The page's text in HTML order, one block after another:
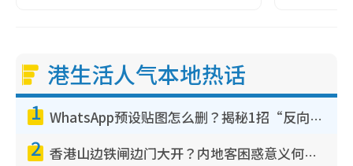
港生活人气本地热话
1 WhatsApp预设贴图怎么删？揭秘1招“反向操作”还原简洁界面 附3步实测教程
2 香港山边铁闸边门大开？内地客困惑意义何在！网友神回复：这种叫法理性防御